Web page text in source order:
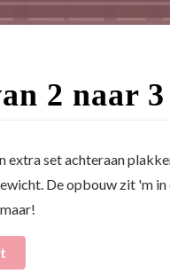
2 naar 3
extra set achteraan
De opbouw zit 'm